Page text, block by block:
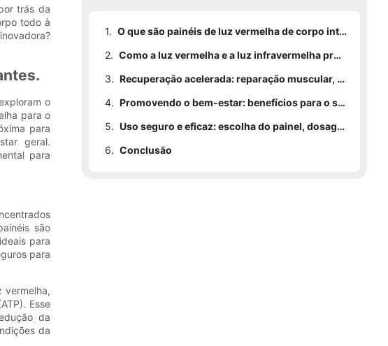
trás da
todo à
o
para o
para
geral.
para
são
para
para
vermelha,
Esse
da
da
1.
O que são painéis de luz vermelha de corpo inteiro e por que são importantes.
2.
Como a luz vermelha e a luz infravermelha próxima atuam no nível celular
3.
Recuperação acelerada: reparação muscular, redução da inflamação e cicatrização de lesões.
4.
Promovendo o bem-estar: benefícios para o sono, humor, energia e saúde da pele.
5.
Uso seguro e eficaz: escolha do painel, dosagem e melhores práticas.
6. Conclusão